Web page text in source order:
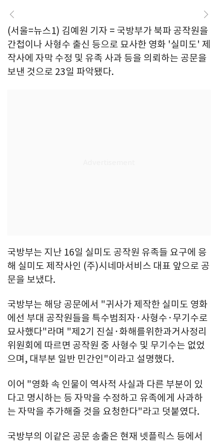
(서울=뉴스1) 김예원 기자 = 국방부가 북파 공작원을
간첩이나 사형수 출신 등으로 묘사한 영화 '실미도' 제
작사에 자막 수정 및 유족 사과 등을 의뢰하는 공문을
보낸 것으로 23일 파악됐다.
국방부는 지난 16일 실미도 공작원 유족들 요구에 응
해 실미도 제작사인 (주)시네마서비스 대표 앞으로 공
문을 보냈다.
국방부는 해당 공문에서 "귀사가 제작한 실미도 영화
에선 부대 공작원들을 특수범죄자·사형수·무기수로
묘사했다"라며 "제2기 진실·화해를위한과거사정리
위원회에 따르면 공작원 중 사형수 및 무기수는 없었
으며, 대부분 일반 민간인"이라고 설명했다.
이어 "영화 속 인물이 역사적 사실과 다른 부분이 있
다고 명시하는 등 자막을 수정하고 유족에게 사과하
는 자막을 추가해줄 것을 요청한다"라고 덧붙였다.
국방부의 이같은 공문 송출은 현재 넷플릭스 등에서